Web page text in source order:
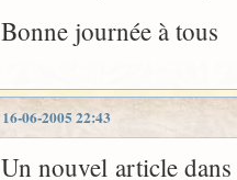
Bonne journée à tous
16-06-2005 22:43
Un nouvel article